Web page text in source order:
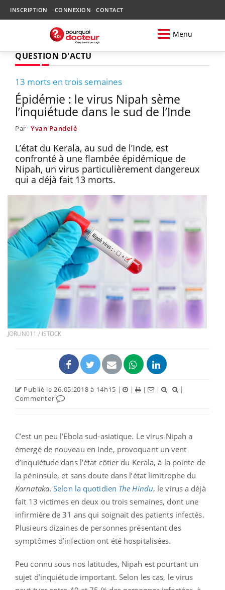
INSCRIPTION CONNEXION CONTACT
Menu
QUESTION D'ACTU
13 morts en trois semaines
Épidémie : le virus Nipah sème
l’inquiétude dans le sud de l’Inde
Par Yvan Pandelé
L’état du Kerala, au sud de l’Inde, est
confronté à une flambée épidémique de
Nipah, un virus particulièrement dangereux
qui a déjà fait 13 morts.
JORUN011 / ISTOCK
Publié le 26.05.2018 à 14h15 | | | |
|
Commenter
C’est un peu l’Ebola sud-asiatique. Le virus Nipah a
émergé de nouveau en Inde, provoquant un vent
d’inquiétude dans l’état côtier du Kerala, à la pointe de
la péninsule, et sans doute dans l’état limitrophe du
Karnataka.Selon la quotidien The Hindu, le virus a déjà
fait 13 victimes en deux ou trois semaines, dont une
infirmière de 31 ans qui soignait des patients infectés.
Plusieurs dizaines de personnes présentant des
symptômes d’infection ont été hospitalisées.
Peu connu sous nos latitudes, Nipah est pourtant un
sujet d’inquiétude important. Selon les cas, le virus